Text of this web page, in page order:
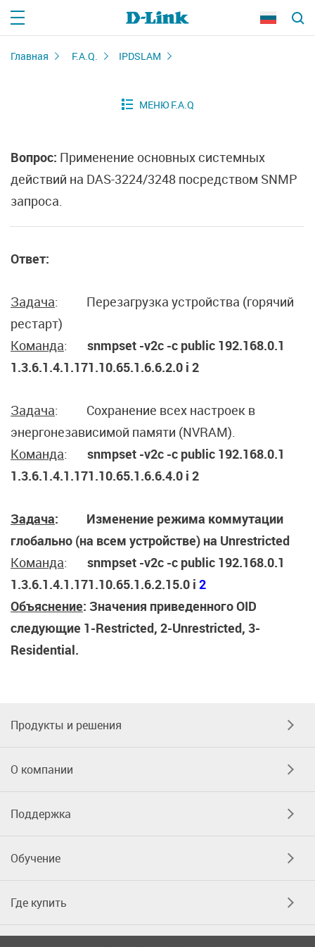
Главная F.A.Q. IPDSLAM
Вопрос: Применение основных системных
действий на DAS-3224/3248 посредством SNMP
запроса.
Ответ:
Задача: Перезагрузка устройства (горячий
рестарт)
Команда: snmpset -v2c -c public 192.168.0.1
1.3.6.1.4.1.171.10.65.1.6.6.2.0 i 2
Задача: Сохранение всех настроек в
энергонезависимой памяти (NVRAM).
Команда: snmpset -v2c -c public 192.168.0.1
1.3.6.1.4.1.171.10.65.1.6.6.4.0 i 2
Задача: Изменение режима коммутации
глобально (на всем устройстве) на Unrestricted
Команда: snmpset -v2c -c public 192.168.0.1
1.3.6.1.4.1.171.10.65.1.6.2.15.0 i 2
Объяснение: Значения приведенного OID
следующие 1-Restricted, 2-Unrestricted, 3-
Residential.
Продукты и решения
О компании
Поддержка
Обучение
Где купить